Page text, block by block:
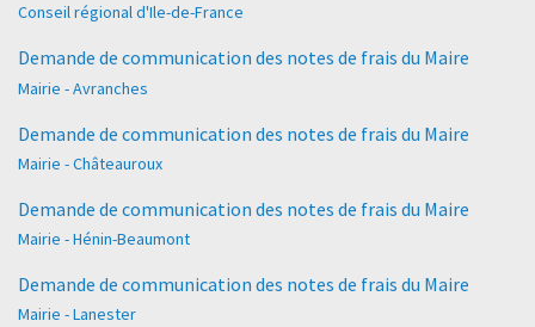
Conseil régional d'Ile-de-France
Demande de communication des notes de frais du Maire
Mairie - Avranches
Demande de communication des notes de frais du Maire
Mairie - Châteauroux
Demande de communication des notes de frais du Maire
Mairie - Hénin-Beaumont
Demande de communication des notes de frais du Maire
Mairie - Lanester